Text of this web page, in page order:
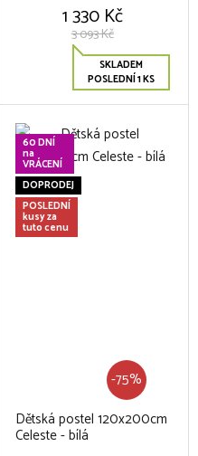
1 330 Kč
3 093 Kč
SKLADEM
POSLEDNÍ 1 KS
60 DNÍ
na
VRÁCENÍ
DOPRODEJ
POSLEDNÍ
kusy za
tuto cenu
-75%
Dětská postel 120x200cm
Celeste - bílá